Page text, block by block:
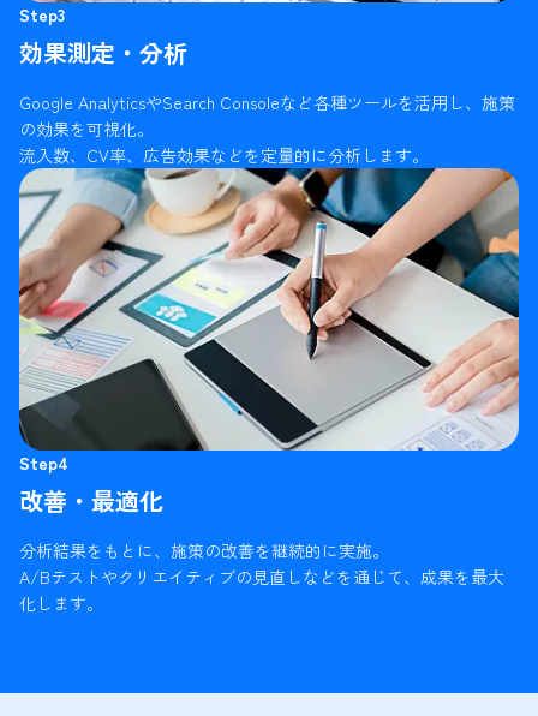
Step3
効果測定・分析
Google AnalyticsやSearch Consoleなど各種ツールを活用し、施策
の効果を可視化。
流入数、CV率、広告効果などを定量的に分析します。
Step4
改善・最適化
分析結果をもとに、施策の改善を継続的に実施。
A/Bテストやクリエイティブの見直しなどを通じて、成果を最大
化します。